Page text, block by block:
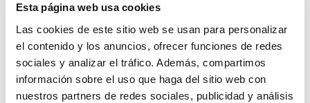
Esta página web usa cookies
Las cookies de este sitio web se usan para personalizar
el contenido y los anuncios, ofrecer funciones de redes
sociales y analizar el tráfico. Además, compartimos
información sobre el uso que haga del sitio web con
nuestros partners de redes sociales, publicidad y análisis
¿Has olvidado tu contraseña?